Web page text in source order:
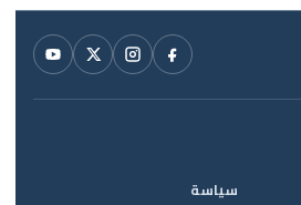
سياسة